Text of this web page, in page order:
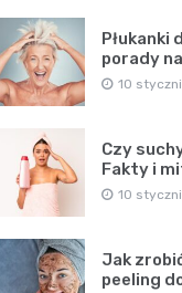
Płukanki
porady
10
Czy
Fakty i
10
Jak
peeling